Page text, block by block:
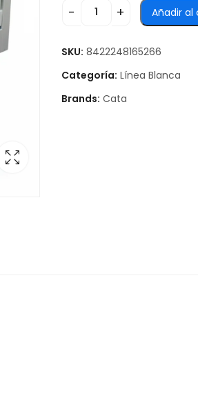
Añadir al
SKU: 8422248165266
Categoría: Línea Blanca
Brands: Cata